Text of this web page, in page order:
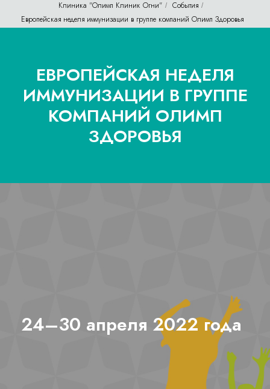
Клиника "Олимп Клиник Огни" / События /
Европейская неделя иммунизации в группе компаний Олимп Здоровья
ЕВРОПЕЙСКАЯ НЕДЕЛЯ
ИММУНИЗАЦИИ В ГРУППЕ
КОМПАНИЙ ОЛИМП
ЗДОРОВЬЯ
24–30 апреля 2022 года